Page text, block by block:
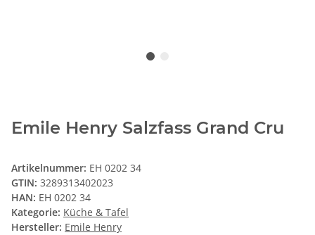
Emile Henry Salzfass Grand Cru
Artikelnummer: EH 0202 34
GTIN: 3289313402023
HAN: EH 0202 34
Kategorie: Küche & Tafel
Hersteller: Emile Henry